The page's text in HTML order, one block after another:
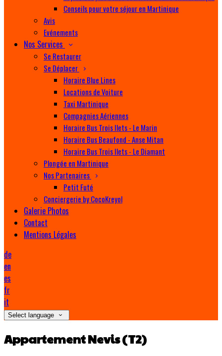
Conseils pour votre séjour en Martinique
Avis
Evénements
Nos Services
Se Restaurer
Se Déplacer
Horaire Blue Lines
Locations de Voiture
Taxi Martinique
Compagnies Aériennes
Horaire Bus Trois Ilets - Le Marin
Horaire Bus Beaufond - Anse Mitan
Horaire Bus Trois Ilets - Le Diamant
Plongée en Martinique
Nos Partenaires
Petit Futé
Conciergerie by CocoKreyol
Galerie Photos
Contact
Mentions Légales
de
en
es
fr
it
Select language
Appartement Nevis (T2)